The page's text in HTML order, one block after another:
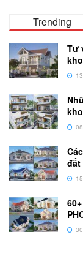
Trending
Tư
đất